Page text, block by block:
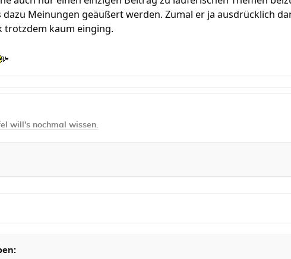
Meinungen geäußert werden. Zumal er ja ausdrücklich
trotzdem kaum einging.
will's nochmal wissen.